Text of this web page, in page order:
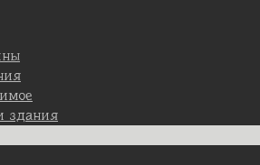
здания